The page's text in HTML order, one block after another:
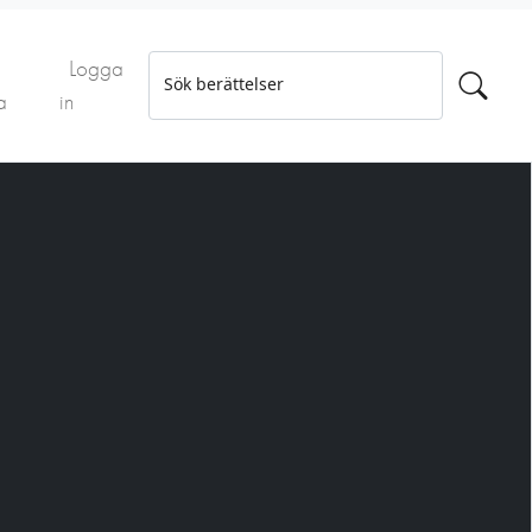
Logga
in
Sök berättelser